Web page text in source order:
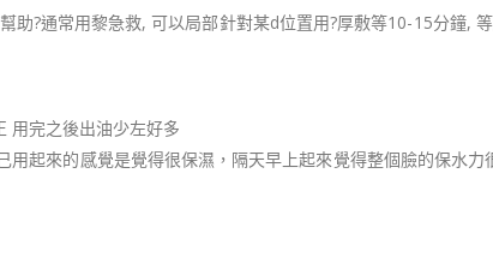
助?通常用黎急救, 可以局部針對某d位置用?厚敷等10-15分鐘,
用完之後出油少左好多
起來的感覺是覺得很保濕，隔天早上起來覺得整個臉的保水力